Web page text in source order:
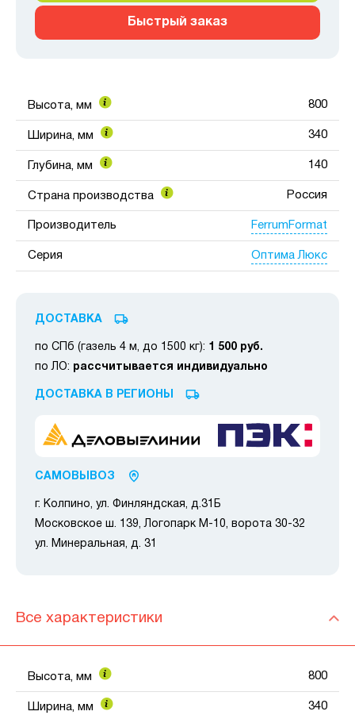
Быстрый заказ
Высота, мм 800
Ширина, мм 340
Глубина, мм 140
Страна производства Россия
Производитель FerrumFormat
Серия Оптима Люкс
ДОСТАВКА
по СПб (газель 4 м, до 1500 кг): 1 500 руб.
по ЛО: рассчитывается индивидуально
ДОСТАВКА В РЕГИОНЫ
САМОВЫВОЗ
г. Колпино, ул. Финляндская, д.31Б
Московское ш. 139, Логопарк М-10, ворота 30-32
ул. Минеральная, д. 31
Все характеристики
Высота, мм 800
Ширина, мм 340